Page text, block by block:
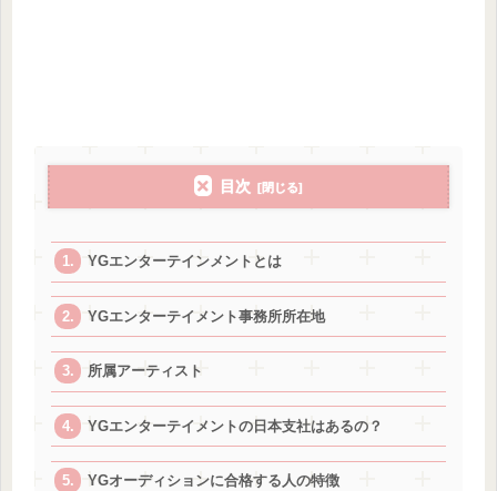
目次
YGエンターテインメントとは
YGエンターテイメント事務所所在地
所属アーティスト
YGエンターテイメントの日本支社はあるの？
YGオーディションに合格する人の特徴